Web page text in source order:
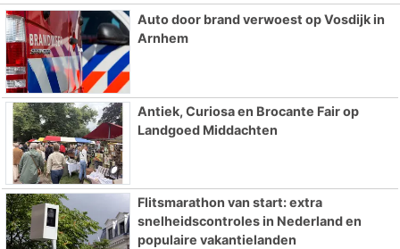
Auto door brand verwoest op Vosdijk in
Arnhem
Antiek, Curiosa en Brocante Fair op
Landgoed Middachten
Flitsmarathon van start: extra
snelheidscontroles in Nederland en
populaire vakantielanden